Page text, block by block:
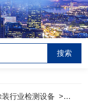
装行业检测设备 > 测厚